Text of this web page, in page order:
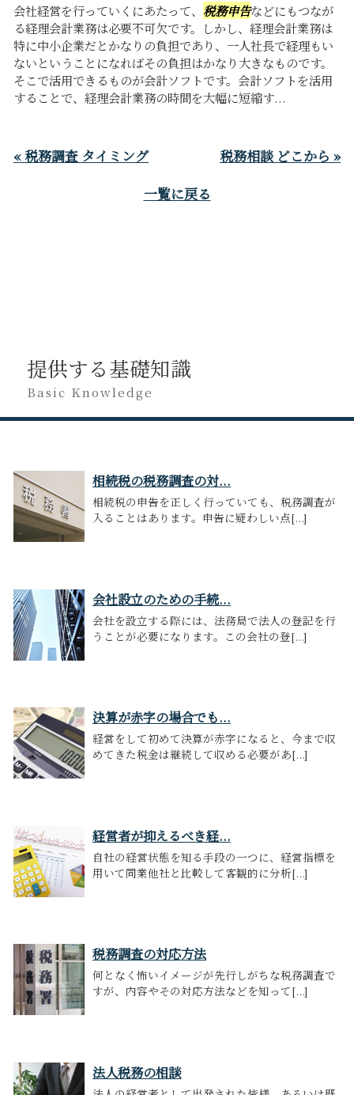
会社経営を行っていくにあたって、 税務申告などにもつなが
る経理会計業務は必要不可欠です。しかし、経理会計業務は
特に中小企業だとかなりの負担であり、一人社長で経理もい
ないということになればその負担はかなり大きなものです。
そこで活用できるものが会計ソフトです。会計ソフトを活用
することで、経理会計業務の時間を大幅に短縮す...
« 税務調査 タイミング
税務相談 どこから »
一覧に戻る
提供する基礎知識
Basic Knowledge
相続税の税務調査の対...
相続税の申告を正しく行っていても、税務調査が
入ることはあります。申告に疑わしい点[...]
会社設立のための手続...
会社を設立する際には、法務局で法人の登記を行
うことが必要になります。この会社の登[...]
決算が赤字の場合でも...
経営をして初めて決算が赤字になると、今まで収
めてきた税金は継続して収める必要があ[...]
経営者が抑えるべき経...
自社の経営状態を知る手段の一つに、経営指標を
用いて同業他社と比較して客観的に分析[...]
税務調査の対応方法
何となく怖いイメージが先行しがちな税務調査で
すが、内容やその対応方法などを知って[...]
法人税務の相談